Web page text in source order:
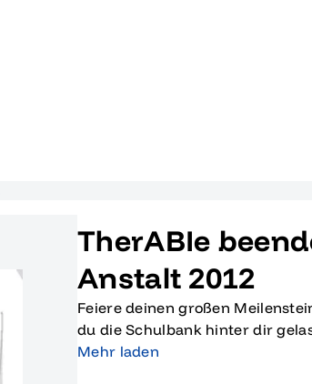
TherABIe
Anstalt 2012
Feiere deinen großen
du die Schulbank hinter dir
'TherABIe beendet - Wir
Mehr laden